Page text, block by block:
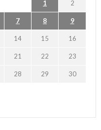
1 2
7 8 9
14 15 16
21 22 23
28 29 30